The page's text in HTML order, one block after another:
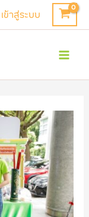
เข้าสู่ระบบ